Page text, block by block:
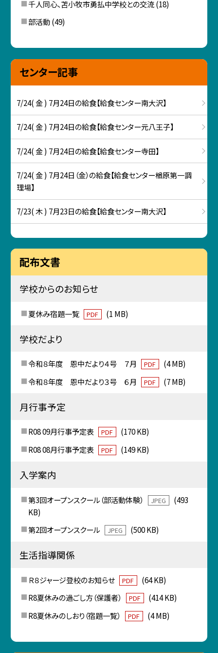
千人同心、苫小牧市勇払中学校との交流(18)
部活動(49)
センター記事
7/24( 金 ) 7月24日の給食【給食センター南大沢】
7/24( 金 ) 7月24日の給食【給食センター元八王子】
7/24( 金 ) 7月24日の給食【給食センター寺田】
7/24( 金 ) 7月24日（金）の給食【給食センター楢原第一調
理場】
7/23( 木 ) 7月23日の給食【給食センター南大沢】
配布文書
学校からのお知らせ
夏休み宿題一覧 PDF (1 MB)
学校だより
令和８年度 恩中だより４号 ７月 PDF
(4 MB)
令和８年度 恩中だより３号 ６月
PDF (7 MB)
月行事予定
R08 09月行事予定表 PDF
(170 KB)
R08 08月行事予定表
PDF (149 KB)
入学案内
第3回オープンスクール（部活動体験） JPEG
(493
KB)
第2回オープンスクール
JPEG (500 KB)
生活指導関係
Ｒ８ジャージ登校のお知らせ PDF
(64 KB)
R8夏休みの過ごし方（保護者）
PDF
(414 KB)
R8夏休みのしおり（宿題一覧）
PDF (4 MB)